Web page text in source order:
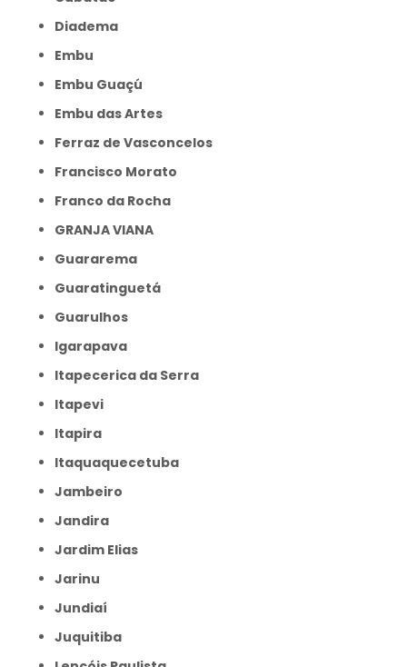
Diadema
Embu
Embu Guaçú
Embu das Artes
Ferraz de Vasconcelos
Francisco Morato
Franco da Rocha
GRANJA VIANA
Guararema
Guaratinguetá
Guarulhos
Igarapava
Itapecerica da Serra
Itapevi
Itapira
Itaquaquecetuba
Jambeiro
Jandira
Jardim Elias
Jarinu
Jundiaí
Juquitiba